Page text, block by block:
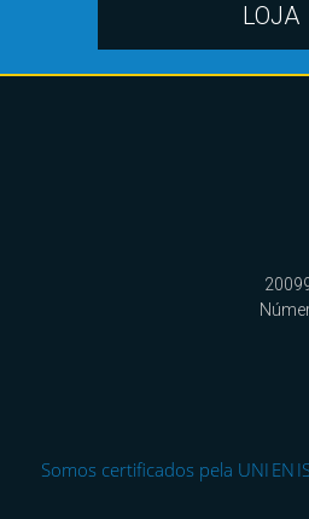
LOJA
Somos certificados pela UNI EN